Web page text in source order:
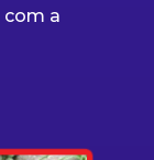
com a